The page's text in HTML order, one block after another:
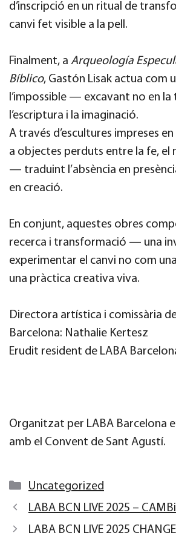
d’inscripció en un ritual de
canvi fet visible a la pell.
Finalment, a Arqueología
Bíblico, Gastón Lisak actua com
l’impossible — excavant no en la
l’escriptura i la imaginació.
A través d’escultures impreses
a objectes perduts entre la fe, el
— traduint l’absència en
en creació.
En conjunt, aquestes obres
recerca i transformació — una
experimentar el canvi no com
una pràctica creativa viva.
Directora artística i comissària
Barcelona: Nathalie Kertesz
Erudit resident de LABA
Organitzat per LABA Barcelona
amb el Convent de Sant Agustí.
Categories
Uncategorized
LABA BCN LIVE 2025 –
LABA BCN LIVE 2025 CHANGE